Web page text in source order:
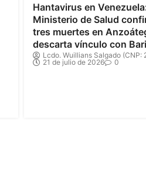
Hantavirus en
Ministerio de Salud
tres muertes en
descarta vínculo con
Lcdo. Wuillians Salgado (CNP:
21 de julio de 2026
0